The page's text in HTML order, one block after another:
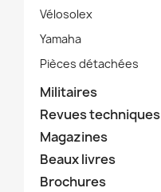
Vélosolex
Yamaha
Pièces détachées
Militaires
Revues techniques
Magazines
Beaux livres
Brochures